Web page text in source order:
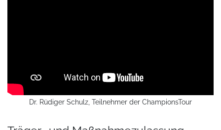
Dr. Rüdiger Schulz, Teilnehmer der ChampionsTour